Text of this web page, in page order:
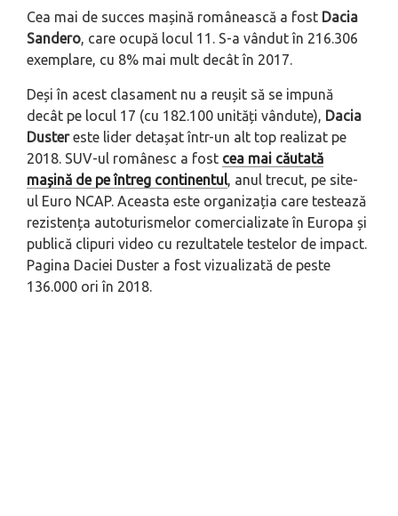
Cea mai de succes mașină românească a fost Dacia
Sandero, care ocupă locul 11. S-a vândut în 216.306
exemplare, cu 8% mai mult decât în 2017.
Deși în acest clasament nu a reușit să se impună
decât pe locul 17 (cu 182.100 unități vândute), Dacia
Dustereste lider detașat într-un alt top realizat pe
2018. SUV-ul românesc a fost cea mai căutată
mașină de pe întreg continentul, anul trecut, pe site-
ul Euro NCAP. Aceasta este organizația care testează
rezistența autoturismelor comercializate în Europa și
publică clipuri video cu rezultatele testelor de impact.
Pagina Daciei Duster a fost vizualizată de peste
136.000 ori în 2018.